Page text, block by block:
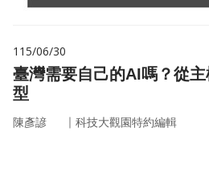
115/06/30
臺灣需要自己的AI嗎？從
型
陳彥諺 ｜ 科技大觀園特約編輯